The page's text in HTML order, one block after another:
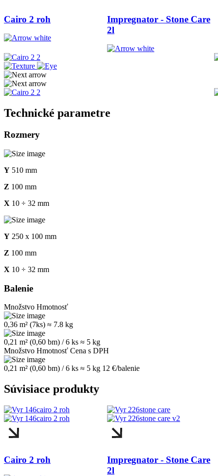
Cairo 2 roh
Impregnator - Stone Care
2l
Technické parametre
Rozmery
Y 510 mm
Z 100 mm
X 10 ÷ 32 mm
Y 250 x 100 mm
Z 100 mm
X 10 ÷ 32 mm
Balenie
Množstvo Hmotnosť
0,36 m² (7ks) ≈ 7.8 kg
0,21 m² (0,60 bm) / 6 ks ≈ 5 kg
Množstvo Hmotnosť Cena s DPH
0,21 m² (0,60 bm) / 6 ks ≈ 5 kg 12 €/balenie
Súvisiace produkty
Cairo 2 roh
Impregnator - Stone Care
2l